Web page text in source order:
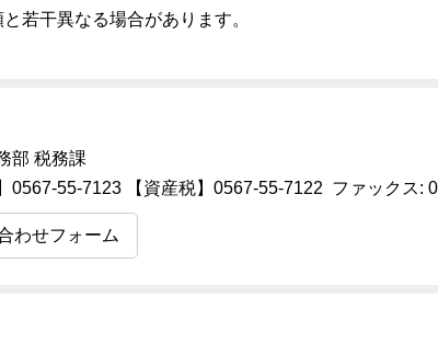
若干異なる場合があります。
部 税務課
0567-55-7123 【資産税】0567-55-7122 ファックス:
わせフォーム